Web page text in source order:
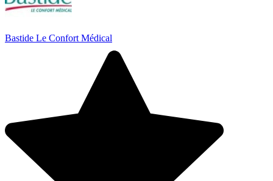
Bastide Le Confort Médical